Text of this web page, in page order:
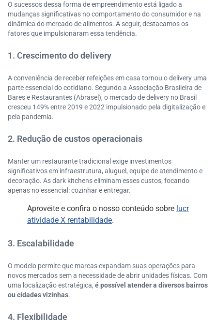
O sucessos dessa forma de empreendimento está ligado a
mudanças significativas no comportamento do consumidor e na
dinâmica do mercado de alimentos. A seguir, destacamos os
fatores que impulsionaram essa tendência.
1. Crescimento do delivery
A conveniência de receber refeições em casa tornou o delivery uma
parte essencial do cotidiano. Segundo a Associação Brasileira de
Bares e Restaurantes (Abrasel), o mercado de delivery no Brasil
cresceu 149% entre 2019 e 2022 impulsionado pela digitalização e
pela pandemia.
2. Redução de custos operacionais
Manter um restaurante tradicional exige investimentos
significativos em infraestrutura, aluguel, equipe de atendimento e
decoração. As dark kitchens eliminam esses custos, focando
apenas no essencial: cozinhar e entregar.
Aproveite e confira o nosso conteúdo sobre lucr
atividade X rentabilidade.
3. Escalabilidade
O modelo permite que marcas expandam suas operações para
novos mercados sem a necessidade de abrir unidades físicas. Com
uma localização estratégica, é possível atender a diversos bairros
ou cidades vizinhas.
4. Flexibilidade